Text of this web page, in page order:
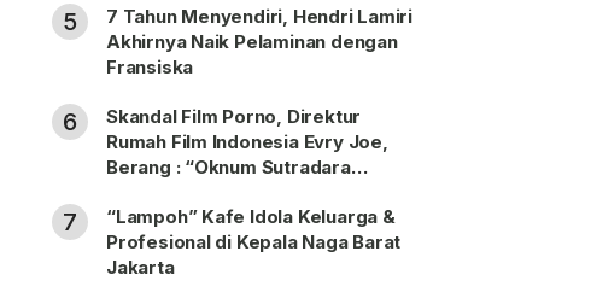
5
7 Tahun Menyendiri, Hendri Lamiri
Akhirnya Naik Pelaminan dengan
Fransiska
6
Skandal Film Porno, Direktur
Rumah Film Indonesia Evry Joe,
Berang : “Oknum Sutradara
7
“Lampoh” Kafe Idola Keluarga &
Profesional di Kepala Naga Barat
Jakarta